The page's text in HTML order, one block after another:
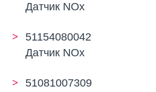
Датчик NOx
51154080042
Датчик NOx
51081007309